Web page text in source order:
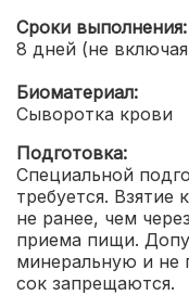
Сроки выполнения:
8 дней (не
Биоматериал:
Сыворотка крови
Подготовка:
Специальной
требуется.
не ранее, чем
приема пищи.
минеральную и не
сок запрещаются.